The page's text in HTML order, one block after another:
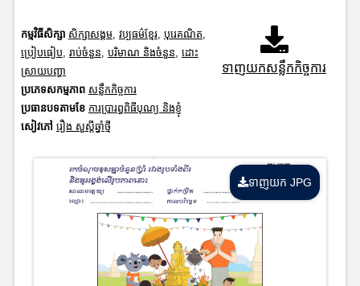
ទាញយកសន្លឹកកិច្ចការ
កម្មវិធីសិក្សា សិក្សាសង្គម, វប្បធម៌ខ្មែរ, បុរេគណិត
ប្រៀបធៀប, រាប់ចំនួន បរិមាណ និងចំនួន ដោះ
ស្រាយបញ្ហា
ប្រភេទសកម្មភាព សន្លឹកកិច្ចការ
ប្រធានបទតាមខែ ការប្រារព្ធពិធីបុណ្យ និងខ្ញុំ
សៀវភៅ រឿង សួស្តីឆ្នាំថ្មី
ទាញយក JPG